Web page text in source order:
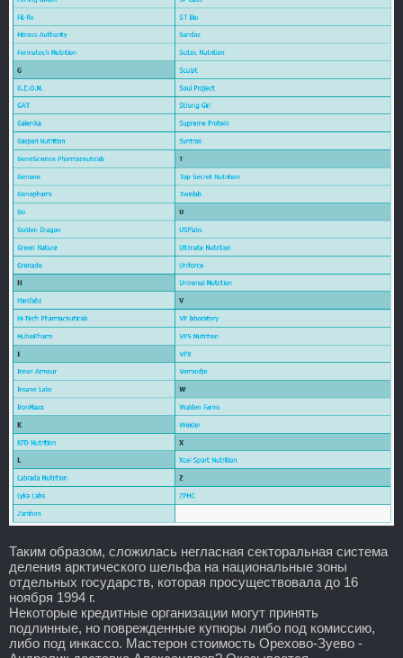
Таким образом, сложилась негласная секторальная система
деления арктического шельфа на национальные зоны
отдельных государств, которая просуществовала до 16
ноября 1994 г.
Некоторые кредитные организации могут принять
подлинные, но поврежденные купюры либо под комиссию,
либо под инкассо. Мастерон стоимость Орехово-Зуево -